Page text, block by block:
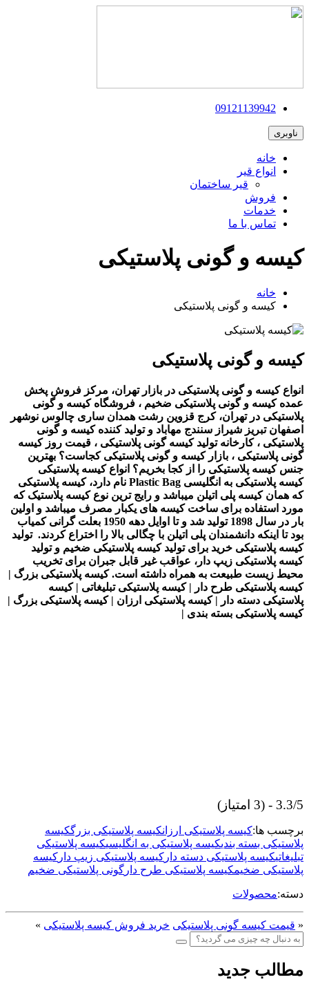
09121139942
ناوبری
خانه
انواع قیر
قیر ساختمان
فروش
خدمات
تماس با ما
کیسه و گونی پلاستیکی
خانه
کیسه و گونی پلاستیکی
کیسه و گونی پلاستیکی
انواع کیسه و گونی پلاستیکی در بازار تهران، مرکز فروش پخش
عمده کیسه و گونی پلاستیکی ضخیم ، فروشگاه کیسه و گونی
پلاستیکی در تهران، کرج قزوین رشت همدان ساری چالوس نوشهر
اصفهان تبریز شیراز سنندج مهاباد و تولید کننده کیسه و گونی
پلاستیکی ، کارخانه تولید کیسه گونی پلاستیکی ، قیمت روز کیسه
گونی پلاستیکی ، بازار کیسه و گونی پلاستیکی کجاست؟ بهترین
جنس کیسه پلاستیکی را از کجا بخریم؟ انواع کیسه پلاستیکی
کیسه پلاستیکی به انگلیسی Plastic Bag نام دارد، کیسه پلاستیکی
که همان کیسه پلی اتیلن میباشد و رایج ترین نوع کیسه پلاستیک که
مورد استفاده برای ساخت کیسه های یکبار مصرف میباشد و اولین
بار در سال 1898 تولید شد و تا اوایل دهه 1950 بعلت گرانی کمیاب
بود تا اینکه دانشمندان پلی اتیلن با چگالی بالا را اختراع کردند. تولید
کیسه پلاستیکی خرید برای تولید کیسه پلاستیکی ضخیم و تولید
کیسه پلاستیکی زیپ دار، عواقب غیر قابل جبران برای تخریب
محیط زیست طبیعت به همراه داشته است. کیسه پلاستیکی بزرگ |
کیسه پلاستیکی طرح دار | کیسه پلاستیکی تبلیغاتی | کیسه
پلاستیکی دسته دار | کیسه پلاستیکی ارزان | کیسه پلاستیکی بزرگ |
کیسه پلاستیکی بسته بندی |
3.3/5 - (3 امتیاز)
برچسب ها:کیسه پلاستیکی ارزانکیسه پلاستیکی بزرگکیسه
پلاستیکی بسته بندیکیسه پلاستیکی به انگلیسیکیسه پلاستیکی
تبلیغاتیکیسه پلاستیکی دسته دار کیسه پلاستیکی زیپ دار کیسه
پلاستیکی ضخیمکیسه پلاستیکی طرح دار گونی پلاستیکی ضخیم
دسته:محصولات
« قیمت کیسه گونی پلاستیکی خرید فروش کیسه پلاستیکی »
مطالب جدید